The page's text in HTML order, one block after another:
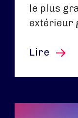
le plus
extérieur
Lire cet